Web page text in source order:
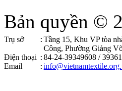
Bản quyền ©
Trụ sở : Tầng 15, Khu VP tòa
Công, Phường Giảng
Điện thoại : 84-24-39349608 /
Email
: